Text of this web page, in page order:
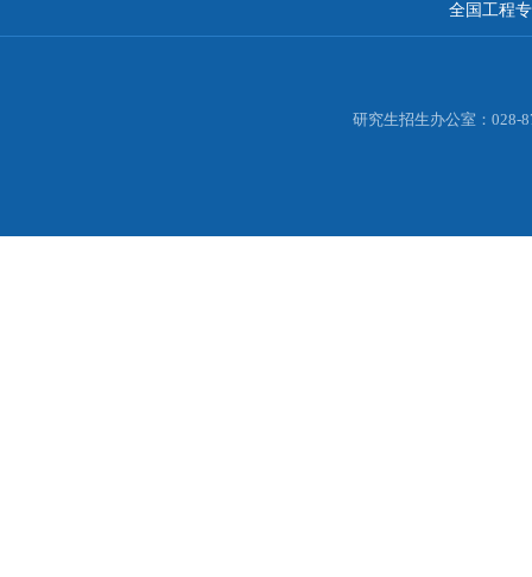
全国工程
研究生招生办公室：028-